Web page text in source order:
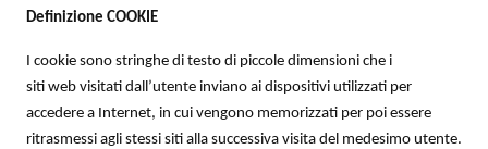
Definizione COOKIE
I cookie sono stringhe di testo di piccole dimensioni che i
siti web visitati dall’utente inviano ai dispositivi utilizzati per
accedere a Internet, in cui vengono memorizzati per poi essere
ritrasmessi agli stessi siti alla successiva visita del medesimo utente.